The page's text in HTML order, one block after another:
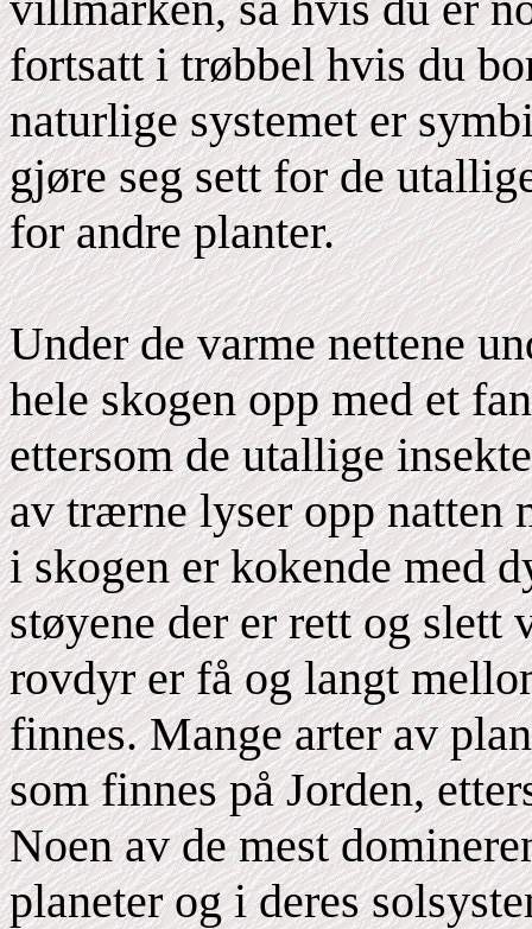
fortsatt i trøbbel hvis du
naturlige systemet er
gjøre seg sett for de
for andre planter.
Under de varme nettene
hele skogen opp med et
ettersom de utallige
av trærne lyser opp natten
i skogen er kokende med
støyene der er rett og slett
rovdyr er få og langt
finnes. Mange arter av
som finnes på Jorden,
Noen av de mest
planeter og i deres